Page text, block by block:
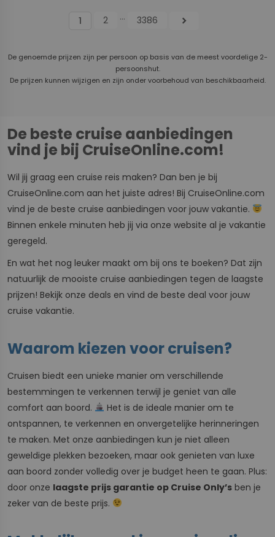
1 2 ... 3386 chevron_right
De genoemde prijzen zijn per persoon op basis van de meest voordelige 2-
persoonshut.
De prijzen kunnen wijzigen en zijn onder voorbehoud van beschikbaarheid.
De beste cruise aanbiedingen
vind je bij CruiseOnline.com!
Wil jij graag een cruise reis maken? Dan ben je bij
CruiseOnline.com aan het juiste adres! Bij CruiseOnline.com
vind je de beste cruise aanbiedingen voor jouw vakantie.
Binnen enkele minuten heb jij via onze website al je vakantie
geregeld.
En wat het nog leuker maakt om bij ons te boeken? Dat zijn
natuurlijk de mooiste cruise aanbiedingen tegen de laagste
prijzen! Bekijk onze deals en vind de beste deal voor jouw
cruise vakantie.
Waarom kiezen voor cruisen?
Cruisen biedt een unieke manier om verschillende
bestemmingen te verkennen terwijl je geniet van alle
comfort aan boord.
Het is de ideale manier om te
ontspannen, te verkennen en onvergetelijke herinneringen
te maken. Met onze aanbiedingen kun je niet alleen
geweldige plekken bezoeken, maar ook genieten van luxe
aan boord zonder volledig over je budget heen te gaan. Plus:
door onze laagste prijs garantie op Cruise Only’s ben je
zeker van de beste prijs.